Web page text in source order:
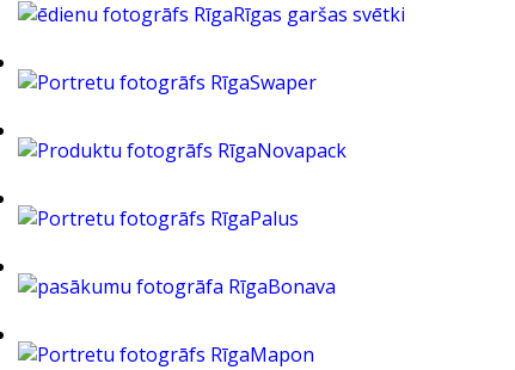
Rīgas garšas svētki
Swaper
Novapack
Palus
Bonava
Mapon